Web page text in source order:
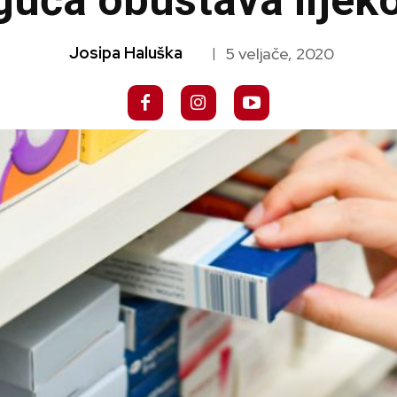
Josipa Haluška | 5 veljače, 2020